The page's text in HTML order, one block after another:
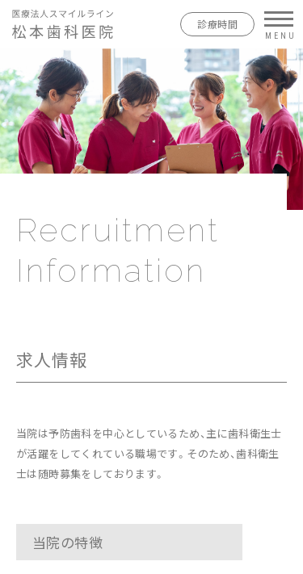
診療時間
Recruitment
Information
求人情報
当院は予防歯科を中心としているため、主に歯科衛生士
が活躍をしてくれている職場です。 そのため、歯科衛生
士は随時募集をしております。
当院の特徴